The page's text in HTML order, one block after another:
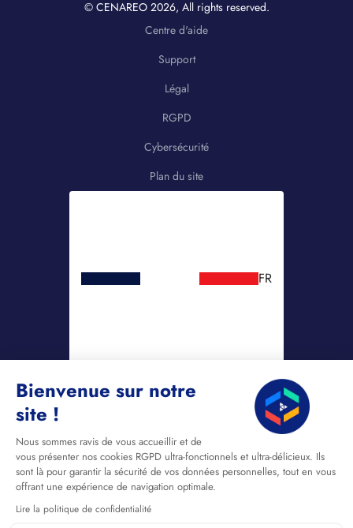
Bienvenue sur notre
site !
Nous sommes ravis de vous accueillir et de
vous présenter nos cookies RGPD ultra-fonctionnels et ultra-délicieux. Ils
sont là pour garantir la sécurité de vos données personnelles, tout en vous
offrant une expérience de navigation optimale.
Lire la politique de confidentialité
© CENAREO 2026, All rights reserved.
Centre d'aide
Support
Légal
RGPD
Cybersécurité
Plan du site
FR